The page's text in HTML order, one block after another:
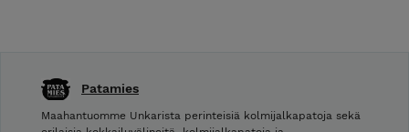
Patamies
Maahantuomme Unkarista perinteisiä kolmijalkapatoja sekä